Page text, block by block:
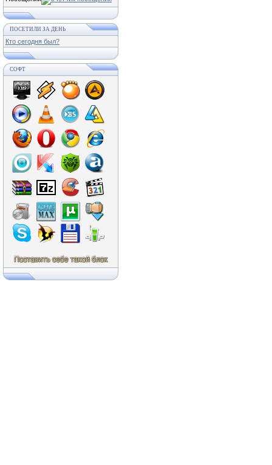
ПОСЕТИЛИ ЗА ДЕНЬ
Кто сегодня был?
СОФТ